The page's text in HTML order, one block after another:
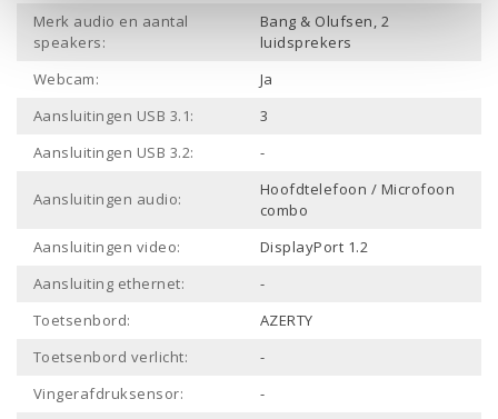
Merk audio en aantal
speakers:
Bang & Olufsen, 2
luidsprekers
Webcam:
Ja
Aansluitingen USB 3.1:
3
Aansluitingen USB 3.2:
-
Aansluitingen audio:
Hoofdtelefoon / Microfoon
combo
Aansluitingen video:
DisplayPort 1.2
Aansluiting ethernet:
-
Toetsenbord:
AZERTY
Toetsenbord verlicht:
-
Vingerafdruksensor:
-